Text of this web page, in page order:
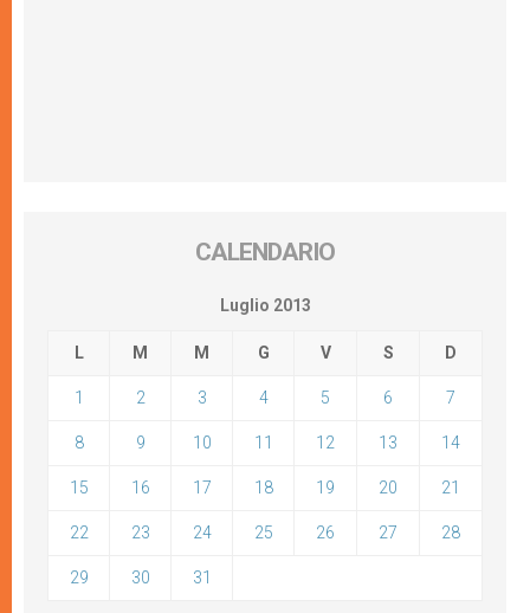
CALENDARIO
Luglio 2013
L M M G V S D
1 2 3 4 5 6 7
8 9 10 11 12 13 14
15 16 17 18 19 20 21
22 23 24 25 26 27 28
29 30 31